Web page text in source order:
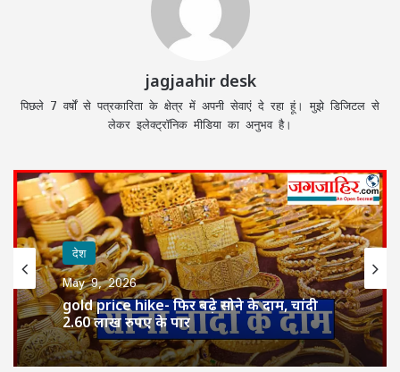
jagjaahir desk
पिछले 7 वर्षों से पत्रकारिता के क्षेत्र में अपनी सेवाएं दे रहा हूं। मुझे डिजिटल से
लेकर इलेक्ट्रॉनिक मीडिया का अनुभव है।
देश
May 9, 2026
gold price hike- फिर बढ़े सोने के दाम, चांदी
2.60 लाख रुपए के पार